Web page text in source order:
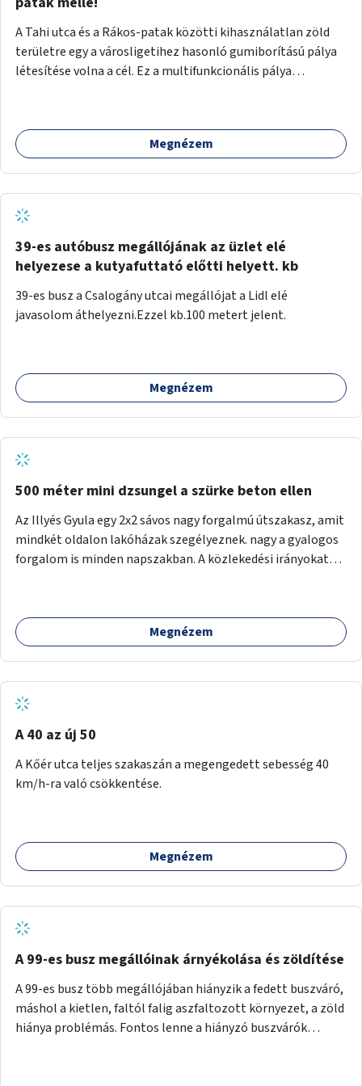
A Tahi utca és a Rákos-patak közötti kihasználatlan zöld
területre egy a városligetihez hasonló gumiborítású pálya
létesítése volna a cél. Ez a multifunkcionális pálya
Megnézem
39-es autóbusz megállójának az üzlet elé
helyezese a kutyafuttató előtti helyett. kb
39-es busz a Csalogány utcai megállójat a Lidl elé
javasolom áthelyezni.Ezzel kb.100 metert jelent.
Megnézem
500 méter mini dzsungel a szürke beton ellen
Az Illyés Gyula egy 2x2 sávos nagy forgalmú útszakasz, amit
mindkét oldalon lakóházak szegélyeznek. nagy a gyalogos
forgalom is minden napszakban. A közlekedési irányokat
szintű növényzettel, öntözőrendszerrel, esetleg
valamilyen vizes attrakcióval ami végfut mind az 500m-en.
Megnézem
A 40 az új 50
A Kőér utca teljes szakaszán a megengedett sebesség 40
km/h-ra való csökkentése.
Megnézem
A 99-es busz megállóinak árnyékolása és zöldítése
A 99-es busz több megállójában hiányzik a fedett buszváró,
máshol a kietlen, faltól falig aszfaltozott környezet, a zöld
hiánya problémás. Fontos lenne a hiányzó buszvárók